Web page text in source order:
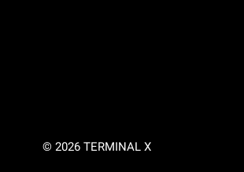
© 2026 TERMINAL X